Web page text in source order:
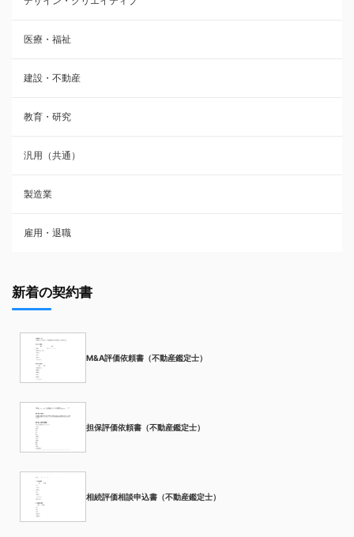
医療・福祉
建設・不動産
教育・研究
汎用（共通）
製造業
雇用・退職
新着の契約書
M&A評価依頼書（不動産鑑定士）
担保評価依頼書（不動産鑑定士）
相続評価相談申込書（不動産鑑定士）